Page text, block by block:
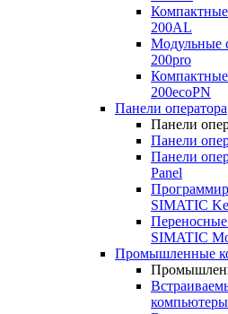
200AL
Модульные
200pro
200ecoPN
Панели оператора
Панели
Панели
Панели
Panel
SIMATIC
Переносные
SIMATIC
Промышленные